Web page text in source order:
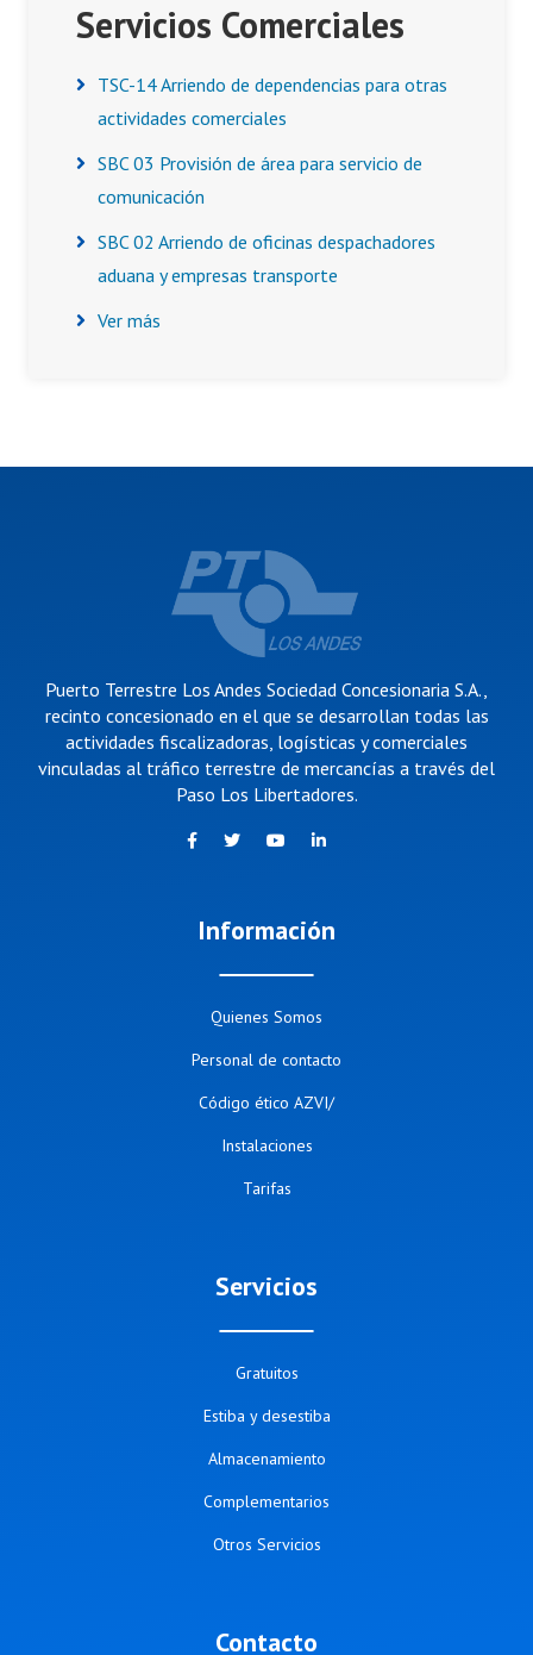
Servicios Comerciales
TSC-14 Arriendo de dependencias para otras
actividades comerciales
SBC 03 Provisión de área para servicio de
comunicación
SBC 02 Arriendo de oficinas despachadores
aduana y empresas transporte
Ver más
Puerto Terrestre Los Andes Sociedad Concesionaria S.A.,
recinto concesionado en el que se desarrollan todas las
actividades fiscalizadoras, logísticas y comerciales
vinculadas al tráfico terrestre de mercancías a través del
Paso Los Libertadores.
Información
Quienes Somos
Personal de contacto
Código ético AZVI/
Instalaciones
Tarifas
Servicios
Gratuitos
Estiba y desestiba
Almacenamiento
Complementarios
Otros Servicios
Contacto